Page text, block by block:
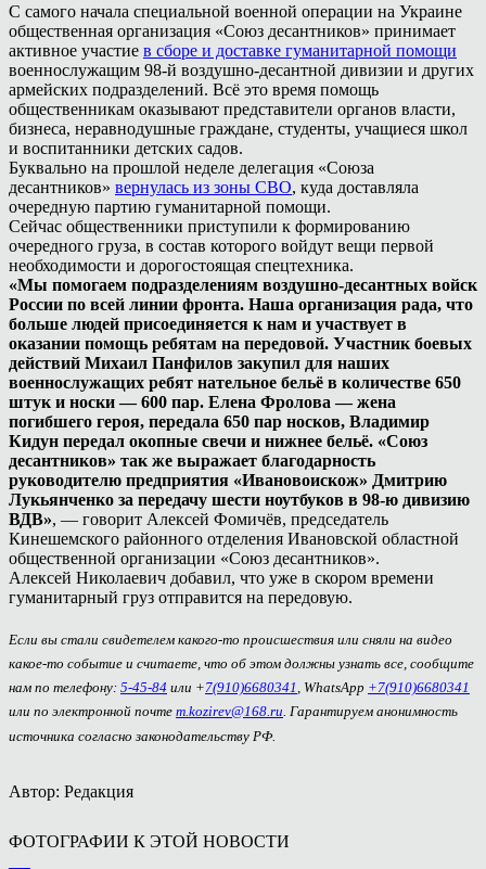
С самого начала специальной военной операции на Украине
общественная организация «Союз десантников» принимает
активное участие в сборе и доставке гуманитарной помощи
военнослужащим 98-й воздушно-десантной дивизии и других
армейских подразделений. Всё это время помощь
общественникам оказывают представители органов власти,
бизнеса, неравнодушные граждане, студенты, учащиеся школ
и воспитанники детских садов.
Буквально на прошлой неделе делегация «Союза
десантников» вернулась из зоны СВО, куда доставляла
очередную партию гуманитарной помощи.
Сейчас общественники приступили к формированию
очередного груза, в состав которого войдут вещи первой
необходимости и дорогостоящая спецтехника.
«Мы помогаем подразделениям воздушно-десантных войск
России по всей линии фронта. Наша организация рада, что
больше людей присоединяется к нам и участвует в
оказании помощь ребятам на передовой. Участник боевых
действий Михаил Панфилов закупил для наших
военнослужащих ребят нательное бельё в количестве 650
штук и носки — 600 пар. Елена Фролова — жена
погибшего героя, передала 650 пар носков, Владимир
Кидун передал окопные свечи и нижнее бельё. «Союз
десантников» так же выражает благодарность
руководителю предприятия «Ивановоискож» Дмитрию
Лукьянченко за передачу шести ноутбуков в 98-ю дивизию
ВДВ», — говорит Алексей Фомичёв, председатель
Кинешемского районного отделения Ивановской областной
общественной организации «Союз десантников».
Алексей Николаевич добавил, что уже в скором времени
гуманитарный груз отправится на передовую.
Если вы стали свидетелем какого-то происшествия или сняли на видео
какое-то событие и считаете, что об этом должны узнать все, сообщите
нам по телефону: 5-45-84 или +7(910)6680341 , WhatsApp +7(910)6680341
или по электронной почте m.kozirev@168.ru. Гарантируем анонимность
источника согласно законодательству РФ.
Автор: Редакция
ФОТОГРАФИИ К ЭТОЙ НОВОСТИ